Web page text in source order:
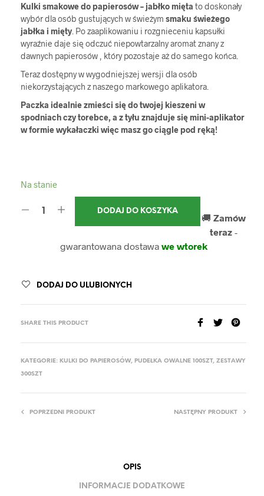
Kulki smakowe do papierosów – jabłko mięta to doskonały
wybór dla osób gustujących w świeżym smaku świeżego
jabłka i mięty. Po zaaplikowaniu i rozgnieceniu kapsułki
wyraźnie daje się odczuć niepowtarzalny aromat znany z
dawnych papierosów , który pozostaje aż do samego końca.
Teraz dostępny w wygodniejszej wersji dla osób
niekorzystających z naszego markowego aplikatora.
Paczka idealnie zmieści się do twojej kieszeni w
spodniach czy torebce, a z tyłu znajduje się mini-aplikator
w formie wykałaczki więc masz go ciągle pod ręką!
Na stanie
DODAJ DO KOSZYKA
🚚 Zamów
teraz-
gwarantowana dostawa we wtorek
DODAJ DO ULUBIONYCH
SHARE THIS PRODUCT
KATEGORIE: KULKI DO PAPIEROSÓW, PUDEŁKA OWALNE 100SZT, ZESTAWY
300SZT
POPRZEDNI PRODUKT NASTĘPNY PRODUKT
OPIS
INFORMACJE DODATKOWE